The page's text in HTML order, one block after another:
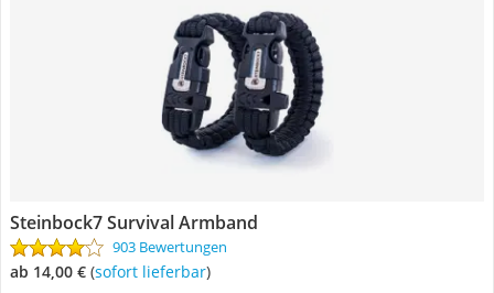
Steinbock7 Survival Armband
903 Bewertungen
ab 14,00 € ( Sofort lieferbar)